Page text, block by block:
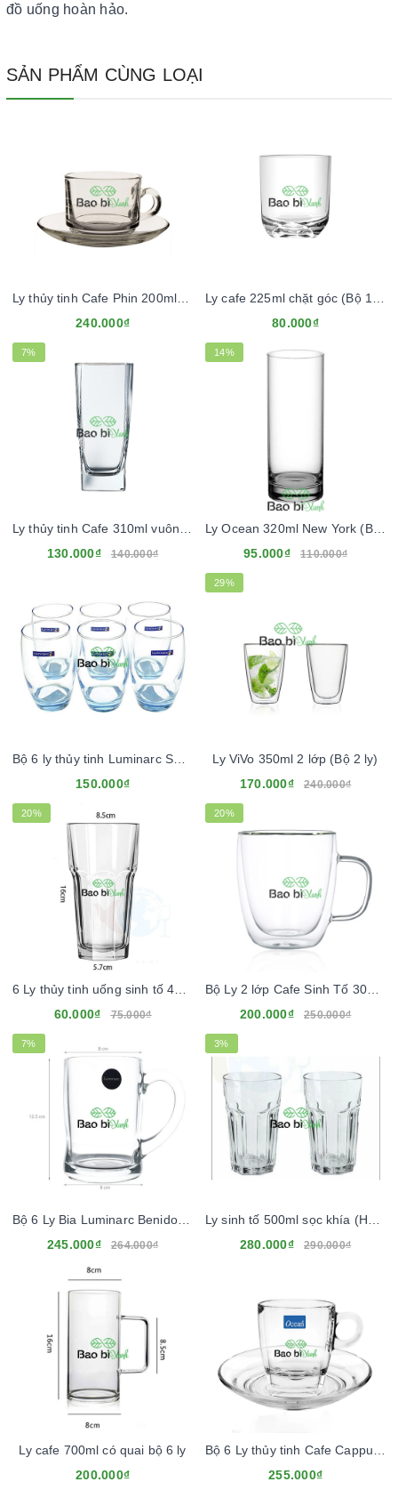
đồ uống hoàn hảo.
SẢN PHẨM CÙNG LOẠI
Ly thủy tinh Cafe Phin 200ml (Bộ 12 ly)
240.000₫
80.000₫
7%
130.000₫
140.000₫
14%
Ly Ocean 320ml New York (Bộ 6 ly)
95.000₫
110.000₫
Bộ 6 ly thủy tinh Luminarc Salto 350ml
150.000₫
29%
Ly ViVo 350ml 2 lớp (Bộ 2 ly)
170.000₫
240.000₫
20%
60.000₫
75.000₫
20%
Bộ Ly 2 lớp Cafe Sinh Tố 300ml
200.000₫
250.000₫
7%
Bộ 6 Ly Bia Luminarc Benidorm 450ml
245.000₫
264.000₫
3%
280.000₫
290.000₫
Ly cafe 700ml có quai bộ 6 ly
200.000₫
255.000₫